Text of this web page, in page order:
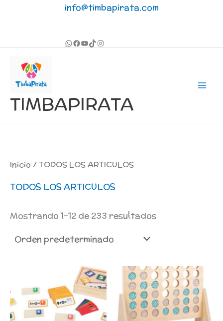
info@timbapirata.com
TIMBAPIRATA
Inicio / TODOS LOS ARTICULOS
TODOS LOS ARTICULOS
Mostrando 1–12 de 233 resultados